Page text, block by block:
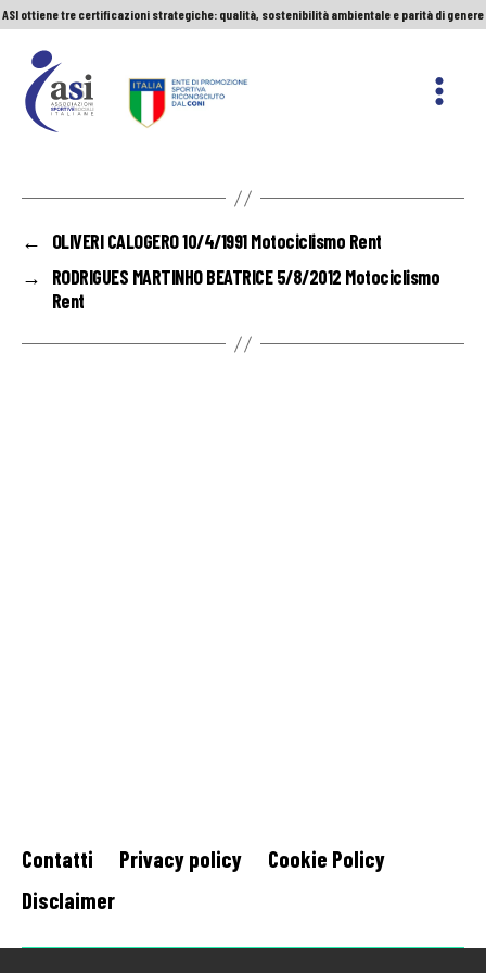
ASI ottiene tre certificazioni strategiche: qualità, sostenibilità ambientale e parità di genere
Premio Sport&Cultura: quando a vincere sono etica e valori
ASI ottiene tre certificazioni strategiche: qualità, sostenibilità ambientale e parità di genere
←
OLIVERI CALOGERO 10/4/1991 Motociclismo Rent
→
RODRIGUES MARTINHO BEATRICE 5/8/2012 Motociclismo
Rent
Contatti Privacy policy
Cookie Policy
Disclaimer